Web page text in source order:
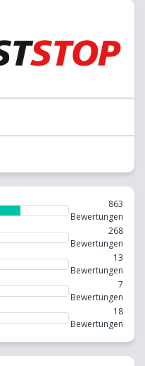
863
Bewertungen
268
Bewertungen
13
Bewertungen
7
Bewertungen
18
Bewertungen